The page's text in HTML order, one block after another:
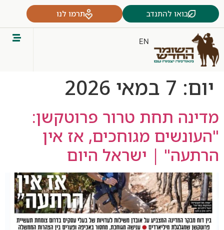
בואו להתנדב תרמו לנו
EN
יום: 7 במאי 2026
מדינה תחת טרור פרוטקשן:
"העונשים מגוחכים, אז אין
הרתעה" | ישראל היום